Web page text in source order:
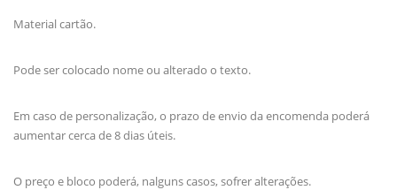
Material cartão.
Pode ser colocado nome ou alterado o texto.
Em caso de personalização, o prazo de envio da encomenda poderá
aumentar cerca de 8 dias úteis.
O preço e bloco poderá, nalguns casos, sofrer alterações.